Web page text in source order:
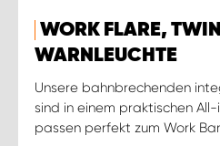
WORK FLARE,
WARNLEUCHTE
Unsere bahnbrechenden
sind in einem praktischen
passen perfekt zum Work